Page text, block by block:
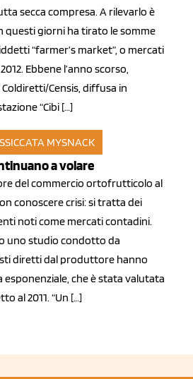
secca compresa. A rilevarlo è
questi giorni ha tirato le somme
“farmer’s market”, o mercati
Ebbene l’anno scorso,
Censis, diffusa in
“Cibi […]
MYSNACK
a volare
del commercio ortofrutticolo al
conoscere crisi: si tratta dei
noti come mercati contadini.
uno studio condotto da
diretti dal produttore hanno
che è stata valutata
al 2011. “Un […]